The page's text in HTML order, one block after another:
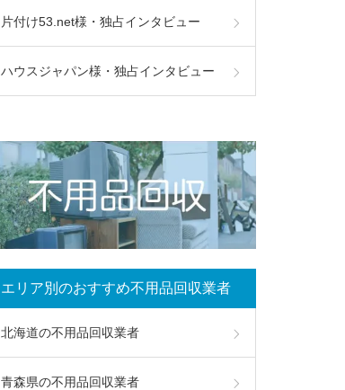
片付け53.net様・独占インタビュー
ハウスジャパン様・独占インタビュー
エリア別のおすすめ不用品回収業者
北海道の不用品回収業者
青森県の不用品回収業者